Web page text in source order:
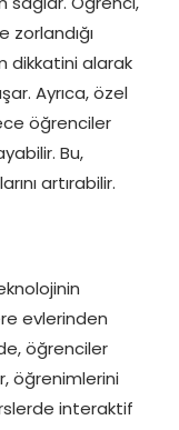
sağlar. Öğrenci,
zorlandığı
dikkatini alarak
Ayrıca, özel
öğrenciler
Bu,
artırabilir.
evlerinden
öğrenciler
öğrenimlerini
interaktif